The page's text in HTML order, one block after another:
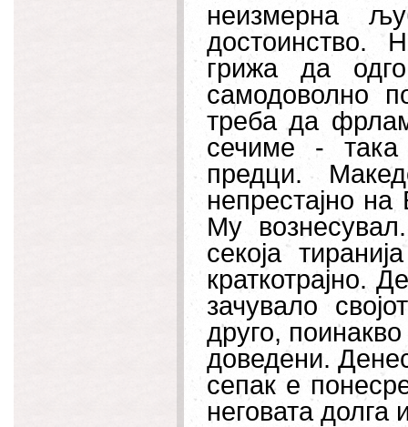
неизмерна
достоинство.
грижа да
самодоволно
треба да
сечиме -
предци.
непрестајно
Му
секоја
краткотрајно.
зачувало
друго,
доведени.
сепак е
неговата долга